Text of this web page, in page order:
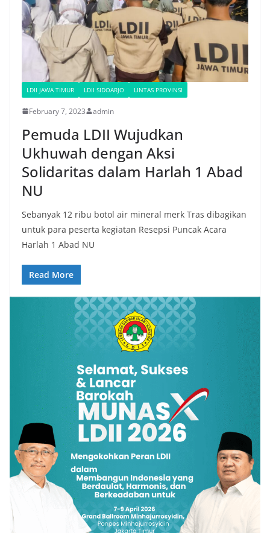
LDII JAWA TIMUR LDII SIDOARJO LINTAS PROVINSI
February 7, 2023 admin
Pemuda LDII Wujudkan
Ukhuwah dengan Aksi
Solidaritas dalam Harlah 1 Abad
NU
Sebanyak 12 ribu botol air mineral merk Tras dibagikan
untuk para peserta kegiatan Resepsi Puncak Acara
Harlah 1 Abad NU
Read More